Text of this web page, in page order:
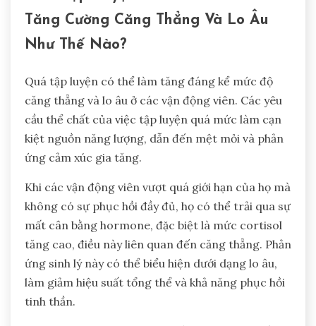
Tăng Cường Căng Thẳng Và Lo Âu
Như Thế Nào?
Quá tập luyện có thể làm tăng đáng kể mức độ
căng thẳng và lo âu ở các vận động viên. Các yêu
cầu thể chất của việc tập luyện quá mức làm cạn
kiệt nguồn năng lượng, dẫn đến mệt mỏi và phản
ứng cảm xúc gia tăng.
Khi các vận động viên vượt quá giới hạn của họ mà
không có sự phục hồi đầy đủ, họ có thể trải qua sự
mất cân bằng hormone, đặc biệt là mức cortisol
tăng cao, điều này liên quan đến căng thẳng. Phản
ứng sinh lý này có thể biểu hiện dưới dạng lo âu,
làm giảm hiệu suất tổng thể và khả năng phục hồi
tinh thần.